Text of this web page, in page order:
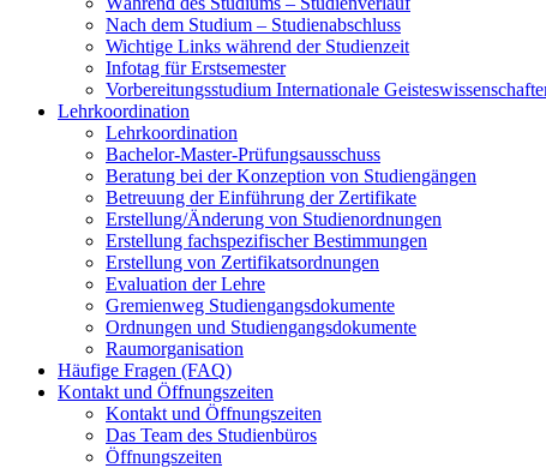
Nach dem Studium – Studienabschluss
Wichtige Links während der Studienzeit
Infotag für Erstsemester
Vorbereitungsstudium Internationale
Lehrkoordination
Lehrkoordination
Bachelor-Master-Prüfungsausschuss
Beratung bei der Konzeption von Studiengängen
Betreuung der Einführung der Zertifikate
Erstellung/Änderung von Studienordnungen
Erstellung fachspezifischer Bestimmungen
Erstellung von Zertifikatsordnungen
Evaluation der Lehre
Gremienweg Studiengangsdokumente
Ordnungen und Studiengangsdokumente
Raumorganisation
Häufige Fragen (FAQ)
Kontakt und Öffnungszeiten
Kontakt und Öffnungszeiten
Das Team des Studienbüros
Öffnungszeiten